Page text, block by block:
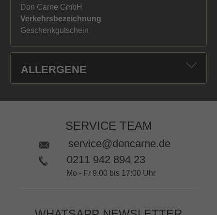
Don Carne GmbH
Verkehrsbezeichnung
Geschenkgutschein
ALLERGENE
SERVICE TEAM
service@doncarne.de
0211 942 894 23
Mo - Fr 9:00 bis 17:00 Uhr